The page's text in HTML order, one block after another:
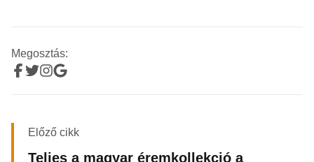
Megosztás:
Előző cikk
Teljes a magyar éremkollekció a